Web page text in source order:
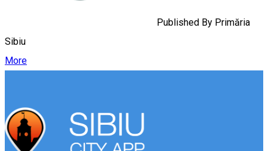
Published By Primăria
Sibiu
More